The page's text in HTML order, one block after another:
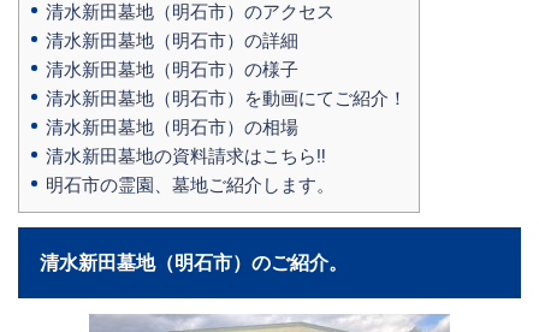
清水新田墓地（明石市）のアクセス
清水新田墓地（明石市）の詳細
清水新田墓地（明石市）の様子
清水新田墓地（明石市）を動画にてご紹介！
清水新田墓地（明石市）の相場
清水新田墓地の資料請求はこちら‼
明石市の霊園、墓地ご紹介します。
清水新田墓地（明石市）のご紹介。